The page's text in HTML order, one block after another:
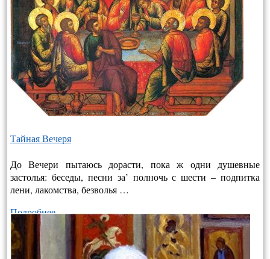
Тайная Вечеря
До Вечери пытаюсь дорасти, пока ж одни душевные
застолья: беседы, песни за’ полночь с шести – подпитка
лени, лакомства, безволья …
Подробнее…